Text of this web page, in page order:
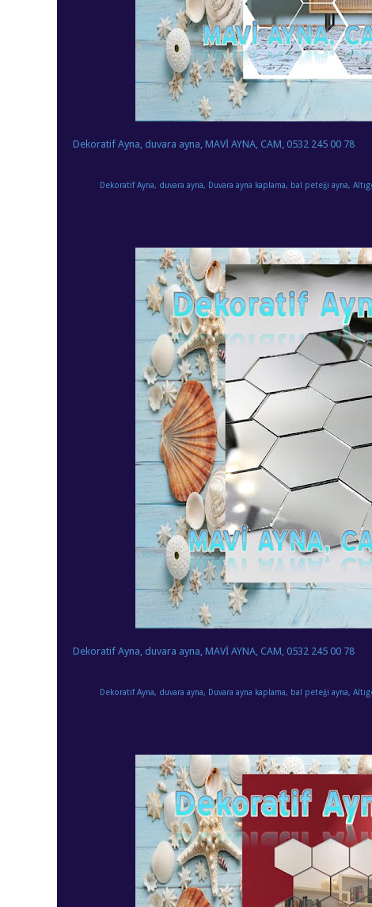
Dekoratif Ayna, duvara ayna, MAVİ AYNA, CAM, 0532 245 00 78
Dekoratif Ayna, duvara ayna, Duvara ayna kaplama, bal peteği ayna,
Dekoratif Ayna, duvara ayna, MAVİ AYNA, CAM, 0532 245 00 78
Dekoratif Ayna, duvara ayna, Duvara ayna kaplama, bal peteği ayna,